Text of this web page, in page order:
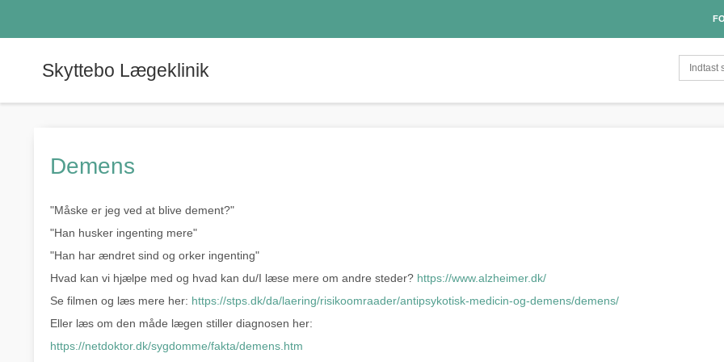
Skyttebo Lægeklinik
Demens
"Måske er jeg ved at blive dement?"
"Han husker ingenting mere"
"Han har ændret sind og orker ingenting"
Hvad kan vi hjælpe med og hvad kan du/I læse mere om andre steder? https://www.alzheimer.dk/
Se filmen og læs mere her: https://stps.dk/da/laering/risikoomraader/antipsykotisk-medicin-og-demens/demens/
Eller læs om den måde lægen stiller diagnosen her:
https://netdoktor.dk/sygdomme/fakta/demens.htm